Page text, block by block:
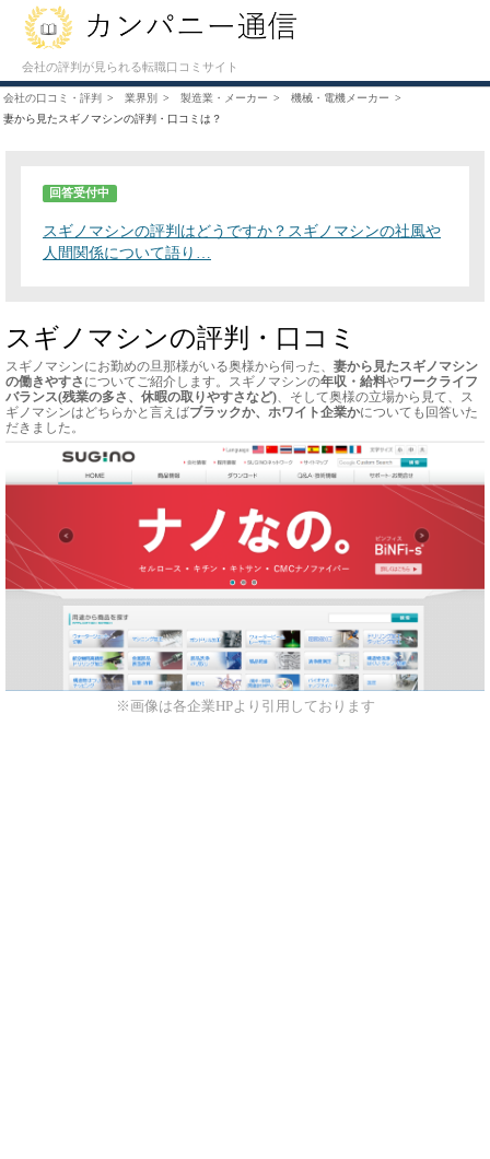
会社の評判が見られる転職口コミサイト
会社の口コミ・評判 業界別 製造業・メーカー
機械・電機メーカー
妻から見たスギノマシンの評判・口コミは？
回答受付中
スギノマシンの評判はどうですか？スギノマシンの社風や
人間関係について語り…
スギノマシンの評判・口コミ
スギノマシンにお勤めの旦那様がいる奥様から伺った、 妻から見たスギノマシン
の働きやすさ についてご紹介します。スギノマシンの年収・給料やワークライフ
バランス(残業の多さ、休暇の取りやすさなど)、そして奥様の立場から見て、ス
ギノマシンはどちらかと言えばブラックか、ホワイト企業かについても回答いた
だきました。
※画像は各企業HPより引用しております